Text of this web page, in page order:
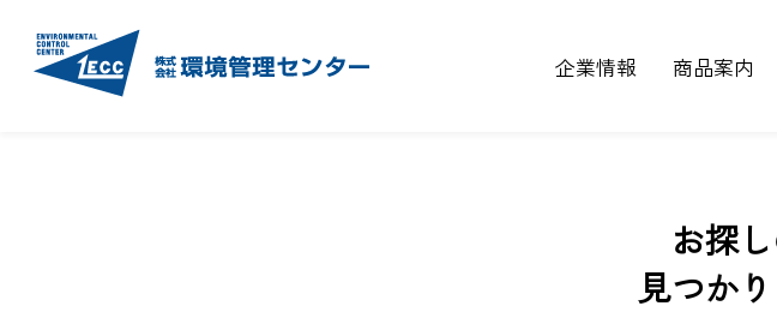
企業情報 商品案内
お探
見つか